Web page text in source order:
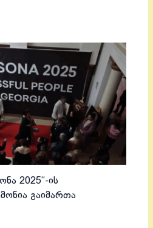
2025“-ის
გაიმართა